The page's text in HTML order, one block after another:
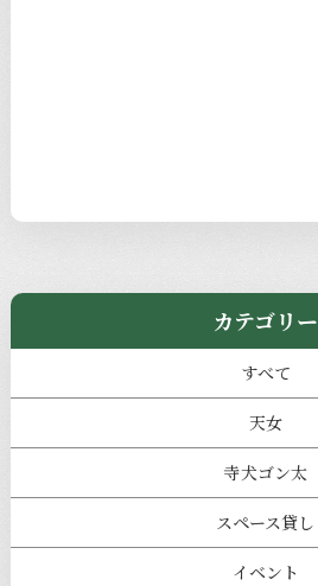
カテゴリー
すべて
天女
寺犬ゴン太
スペース貸し
イベント